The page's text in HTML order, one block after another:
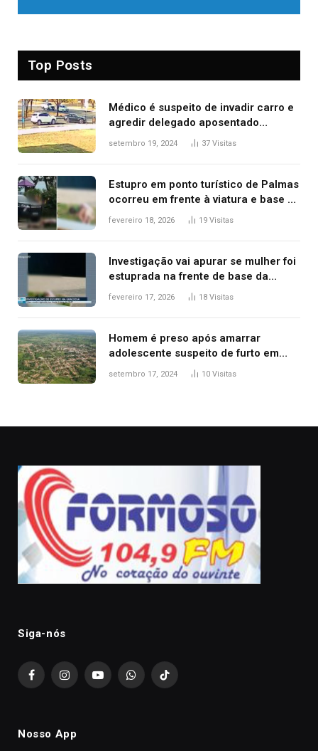
Top Posts
Médico é suspeito de invadir carro e
agredir delegado aposentado
durante confusão no trânsito
setembro 19, 2024 37 Visitas
Estupro em ponto turístico de Palmas
ocorreu em frente à viatura e base de
segurança; polícia investiga
fevereiro 18, 2026 19 Visitas
Investigação vai apurar se mulher foi
estuprada na frente de base da
Guarda Metropolitana de Palmas, diz
fevereiro 17, 2026 18 Visitas
Homem é preso após amarrar
adolescente suspeito de furto em
estaca de cerca e agredi-lo
setembro 17, 2024 10 Visitas
Siga-nós
FacebookInstagramYouTubeWhatsAppTikTok
Nosso App